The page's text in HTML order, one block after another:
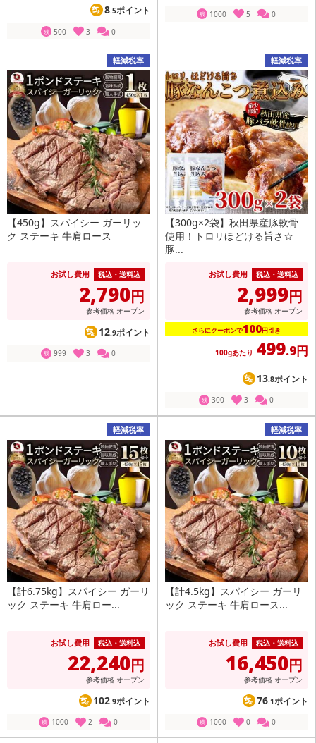
8.5ポイント
残 500 3 0
残 1000 5 0
軽減税率
【450g】スパイシー ガーリッ
ク ステーキ 牛肩ロース
お試し費用 税込・送料込
2,790円
参考価格 オープン
12.9ポイント
残 999 3 0
軽減税率
【300g×2袋】秋田県産豚軟骨
使用！トロリほどける旨さ☆
豚...
お試し費用 税込・送料込
2,999円
参考価格 オープン
さらにクーポンで100円引き
100gあたり 499.9円
13.8ポイント
残 300 3 0
軽減税率
【計6.75kg】スパイシー ガーリ
ック ステーキ 牛肩ロー...
お試し費用 税込・送料込
22,240円
参考価格 オープン
102.9ポイント
残 1000 2 0
軽減税率
【計4.5kg】スパイシー ガーリ
ック ステーキ 牛肩ロース...
お試し費用 税込・送料込
16,450円
参考価格 オープン
76.1ポイント
残 1000 0 0